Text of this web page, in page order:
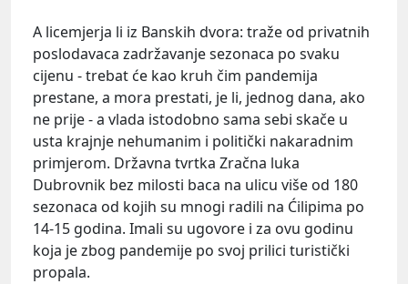
A licemjerja li iz Banskih dvora: traže od privatnih
poslodavaca zadržavanje sezonaca po svaku
cijenu - trebat će kao kruh čim pandemija
prestane, a mora prestati, je li, jednog dana, ako
ne prije - a vlada istodobno sama sebi skače u
usta krajnje nehumanim i politički nakaradnim
primjerom. Državna tvrtka Zračna luka
Dubrovnik bez milosti baca na ulicu više od 180
sezonaca od kojih su mnogi radili na Ćilipima po
14-15 godina. Imali su ugovore i za ovu godinu
koja je zbog pandemije po svoj prilici turistički
propala.